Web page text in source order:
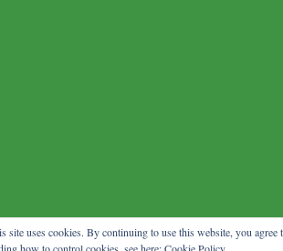
site uses cookies. By continuing to use this website, you agree